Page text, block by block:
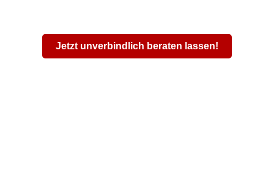
Jetzt unverbindlich beraten lassen!